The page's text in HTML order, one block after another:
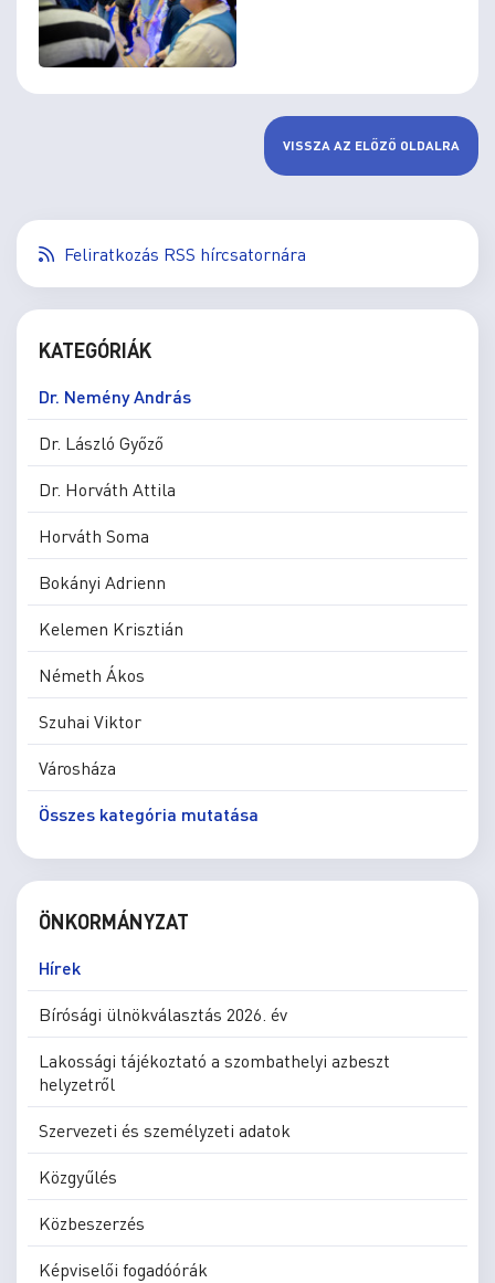
VISSZA AZ ELŐZŐ OLDALRA
Feliratkozás RSS hírcsatornára
KATEGÓRIÁK
Dr. Nemény András
Dr. László Győző
Dr. Horváth Attila
Horváth Soma
Bokányi Adrienn
Kelemen Krisztián
Németh Ákos
Szuhai Viktor
Városháza
Összes kategória mutatása
ÖNKORMÁNYZAT
Hírek
Bírósági ülnökválasztás 2026. év
Lakossági tájékoztató a szombathelyi azbeszt
helyzetről
Szervezeti és személyzeti adatok
Közgyűlés
Közbeszerzés
Képviselői fogadóórák